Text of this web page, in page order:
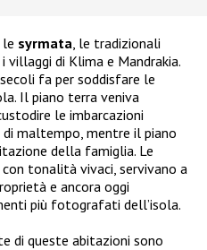
le syrmata, le tradizionali
di Klima e Mandrakia.
fa per soddisfare le
Il piano terra veniva
le imbarcazioni
maltempo, mentre il piano
della famiglia. Le
tonalità vivaci, servivano a
e ancora oggi
più fotografati dell’isola.
di queste abitazioni sono